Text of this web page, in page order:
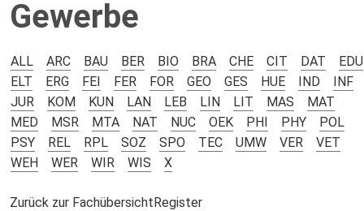
Gewerbe
ALL ARC BAU BER BIO BRA CHE CIT DAT
EDU
ELT
ERG FEI FER FOR GEO GES HUE IND
INF
JUR
KOM KUN LAN LEB LIN LIT MAS
MAT
MED
MSR MTA NAT NUC OEK PHI PHY
POL
PSY
REL RPL SOZ SPO TEC UMW VER
VET
WEH
WER WIR WIS X
Zurück zur FachübersichtRegister